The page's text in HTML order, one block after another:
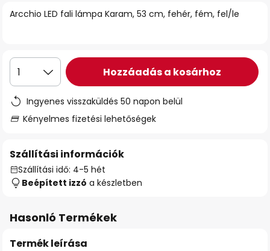
Arcchio LED fali lámpa Karam, 53 cm, fehér, fém, fel/le
1 Hozzáadás a kosárhoz
Ingyenes visszaküldés 50 napon belül
Kényelmes fizetési lehetőségek
Szállítási információk
Szállítási idő: 4-5 hét
Beépített izzó a készletben
Hasonló Termékek
Termék leírása